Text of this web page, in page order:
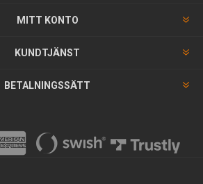
MITT KONTO
KUNDTJÄNST
BETALNINGSSÄTT